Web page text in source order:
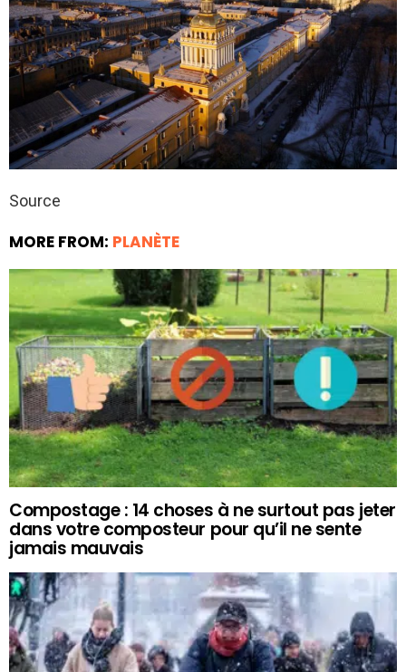
Source
MORE FROM: PLANÈTE
Compostage : 14 choses à ne surtout pas jeter
dans votre composteur pour qu’il ne sente
jamais mauvais